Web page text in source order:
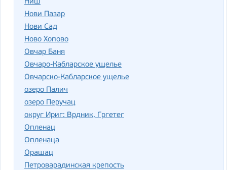
Ниш
Нови Пазар
Нови Сад
Ново Хопово
Овчар Баня
Овчаро-Кабларское ущелье
Овчарско-Кабларское ущелье
озеро Палич
озеро Перучац
округ Ириг: Врдник, Гргетег
Опленац
Опленаца
Орашац
Петроварадинская крепость